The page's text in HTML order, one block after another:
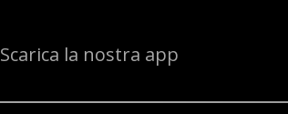
Scarica la nostra app